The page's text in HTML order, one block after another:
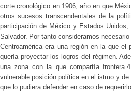
corte cronológico en 1906, año en que
otros sucesos transcendentales de la
participación de México y Estados
Salvador. Por tanto consideramos
Centroamérica era una región en la que
quería proyectar los logros del régimen.
una zona con la que compartía
vulnerable posición política en el istmo y
que lo pudiera defender en caso de